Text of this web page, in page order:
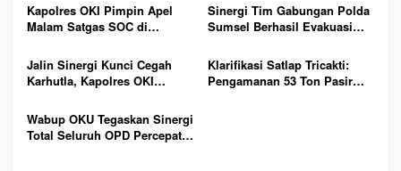
Kapolres OKI Pimpin Apel
Malam Satgas SOC di
Cegah 3C, Balap Liar dan
Tawuran
Sinergi Tim Gabungan Polda
Sumsel Berhasil Evakuasi
Tongkang di Sungai Baung
OKI
Jalin Sinergi Kunci Cegah
Karhutla, Kapolres OKI
Elemen Masyarakat
Klarifikasi Satlap Tricakti:
Pengamanan 53 Ton Pasir
Wabup OKU Tegaskan Sinergi
Total Seluruh OPD Percepat